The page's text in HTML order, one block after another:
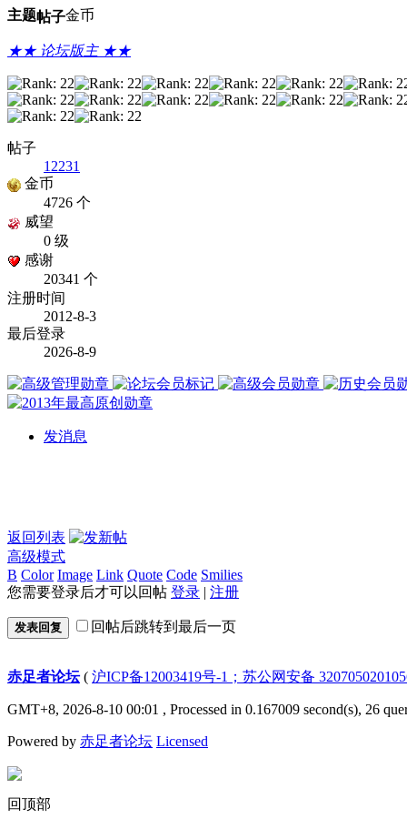
主题帖子金币
★★ 论坛版主 ★★
帖子
12231
金币
4726 个
威望
0 级
感谢
20341 个
注册时间
2012-8-3
最后登录
2026-8-9
发消息
返回列表
高级模式
B Color Image Link Quote Code Smilies
您需要登录后才可以回帖 登录 | 注册
发表回复 回帖后跳转到最后一页
赤足者论坛( 沪ICP备12003419号-1；苏公网安备
GMT+8, 2026-8-10 00:01 , Processed in 0.167009 second(s), 26
Powered by 赤足者论坛 Licensed
回顶部